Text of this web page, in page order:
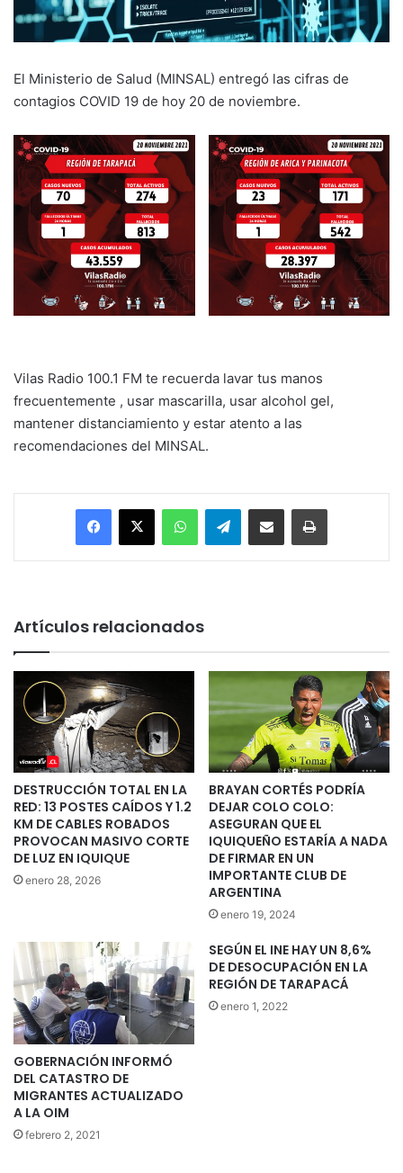
El Ministerio de Salud (MINSAL) entregó las cifras de
contagios COVID 19 de hoy 20 de noviembre.
Vilas Radio 100.1 FM te recuerda lavar tus manos
frecuentemente , usar mascarilla, usar alcohol gel,
mantener distanciamiento y estar atento a las
recomendaciones del MINSAL.
Facebook
X WhatsAppTelegramEnviar vía email Imprimir
Artículos relacionados
DESTRUCCIÓN TOTAL EN LA
RED: 13 POSTES CAÍDOS Y 1.2
KM DE CABLES ROBADOS
PROVOCAN MASIVO CORTE
DE LUZ EN IQUIQUE
enero 28, 2026
BRAYAN CORTÉS PODRÍA
DEJAR COLO COLO:
ASEGURAN QUE EL
IQUIQUEÑO ESTARÍA A NADA
DE FIRMAR EN UN
IMPORTANTE CLUB DE
ARGENTINA
enero 19, 2024
GOBERNACIÓN INFORMÓ
DEL CATASTRO DE
MIGRANTES ACTUALIZADO
A LA OIM
febrero 2, 2021
SEGÚN EL INE HAY UN 8,6%
DE DESOCUPACIÓN EN LA
REGIÓN DE TARAPACÁ
enero 1, 2022